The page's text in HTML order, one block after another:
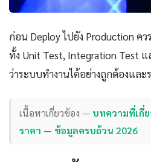
ก่อน Deploy ไปยัง Production ค
ทั้ง Unit Test, Integration Test
ว่าระบบทำงานได้อย่างถูกต้องแล
เนื้อหาเกี่ยวข้อง — บทความที่เกี่
ราคา — ข้อมูลครบถ้วน 2026